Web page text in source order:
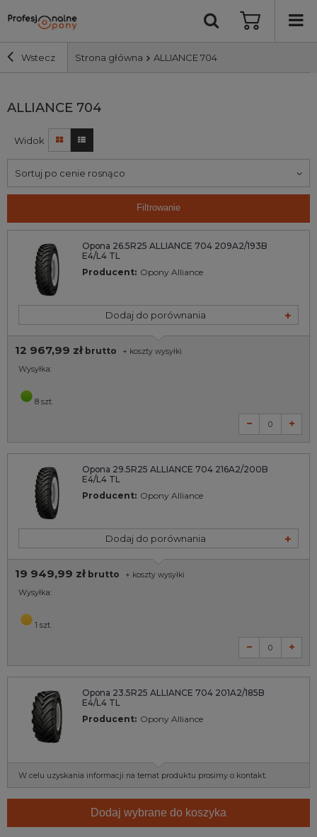
Wstecz Strona główna ALLIANCE 704
Szerokość i profil
Średnica
Producent
Nośność
ALLIANCE 704
Widok
Sortuj po cenie rosnąco
Filtrowanie
Opona 26.5R25 ALLIANCE 704 209A2/193B
E4/L4 TL
Producent: Opony Alliance
Dodaj do porównania
12 967,99 zł brutto + koszty wysyłki
Wysyłka:
8 szt.
Opona 29.5R25 ALLIANCE 704 216A2/200B
E4/L4 TL
Producent: Opony Alliance
Dodaj do porównania
19 949,99 zł brutto + koszty wysyłki
Wysyłka:
1 szt.
Opona 23.5R25 ALLIANCE 704 201A2/185B
E4/L4 TL
Producent: Opony Alliance
W celu uzyskania informacji na temat produktu prosimy o kontakt.
Dodaj wybrane do koszyka